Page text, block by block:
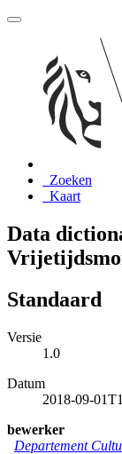
Zoeken
Kaart
Data
Standaard
Versie
1.0
Datum
2018-09-
bewerker
Departement